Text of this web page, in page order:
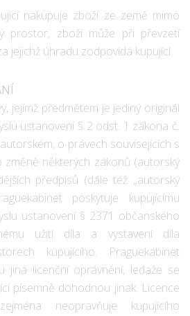
nakupuje zboží ze země mimo
prostor, zboží může při převzetí
jejichž úhradu zodpovídá kupující.
jejímž předmětem je jediný originál
ustanovení § 2 odst. 1 zákona č.
o právech souvisejících s
některých zákonů (autorský
předpisů (dále též „autorský
poskytuje kupujícímu
ustanovení § 2371 občanského
užití díla a vystavení díla
kupujícího. Praguekabinet
jiná licenční oprávnění, ledaže se
písemně dohodnou jinak. Licence
neopravňuje kupujícího